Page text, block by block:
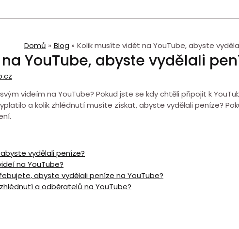
Domů Blog Kolik musíte vidět na YouTube, abyste
YouTube, abyste vydělali
videím na YouTube? Pokud jste se kdy chtěli připojit k
a kolik zhlédnutí musíte získat, abyste vydělali peníze?
vydělali peníze?
na YouTube?
abyste vydělali peníze na YouTube?
a odběratelů na YouTube?